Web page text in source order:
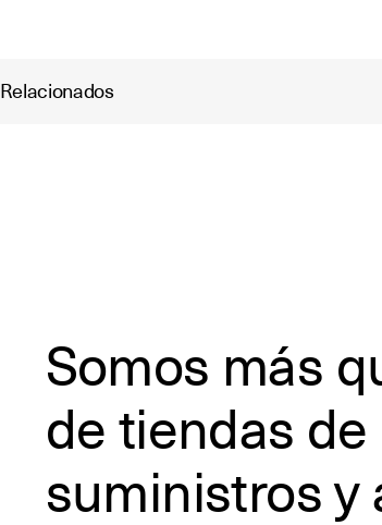
Relacionados
Somos más
de tiendas de
suministros y